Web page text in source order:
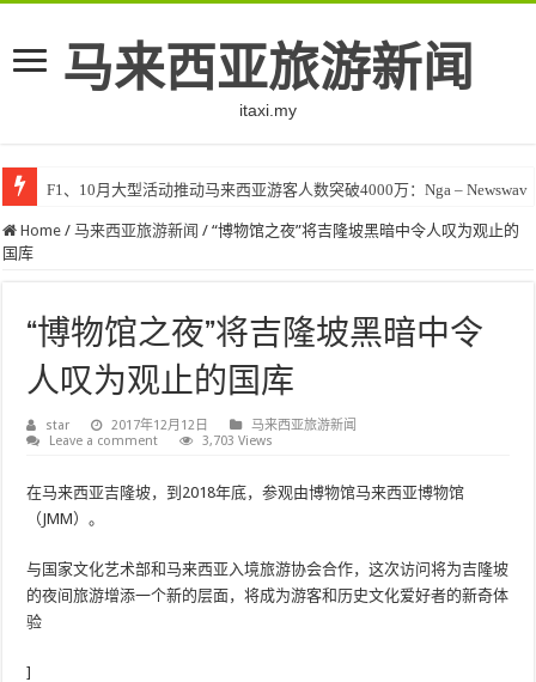
马来西亚旅游新闻
itaxi.my
F1、10月大型活动推动马来西亚游客人数突破4000万：Nga – Newswav
Home / 马来西亚旅游新闻 / “博物馆之夜”将吉隆坡黑暗中令人叹为观止的
国库
“博物馆之夜”将吉隆坡黑暗中令
人叹为观止的国库
star 2017年12月12日
马来西亚旅游新闻
Leave a comment
3,703 Views
在马来西亚吉隆坡，到2018年底，参观由博物馆马来西亚博物馆
（JMM）。
与国家文化艺术部和马来西亚入境旅游协会合作，这次访问将为吉隆坡
的夜间旅游增添一个新的层面，将成为游客和历史文化爱好者的新奇体
验
]